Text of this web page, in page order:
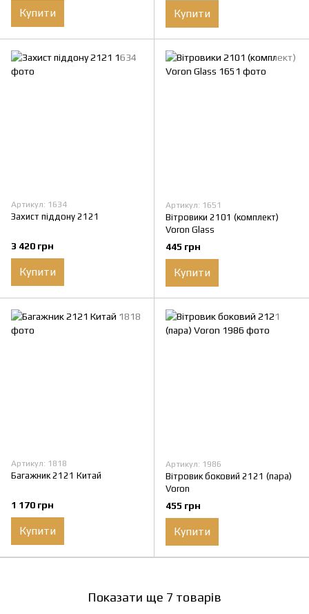
Купити Купити
Артикул: 1634
Захист піддону 2121
3 420 грн
Купити
Артикул: 1651
Вітровики 2101 (комплект)
Voron Glass
445 грн
Купити
Артикул: 1818
Багажник 2121 Китай
1 170 грн
Купити
Артикул: 1986
Вітровик боковий 2121 (пара)
Voron
455 грн
Купити
Показати ще 7 товарів